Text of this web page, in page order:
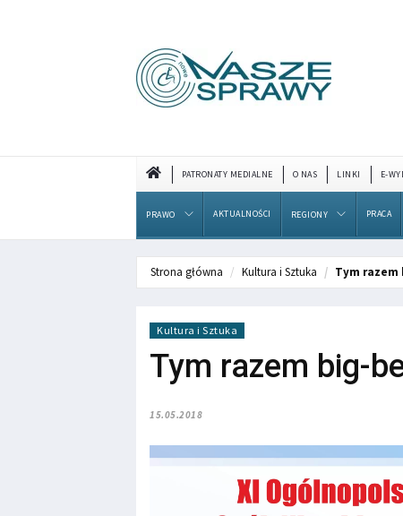
PATRONATY MEDIALNE O NAS LINKI E-
PRAWO AKTUALNOŚCI REGIONY PRACA
Strona główna Kultura i Sztuka Tym razem
Kultura i Sztuka
Tym razem big-
15.05.2018